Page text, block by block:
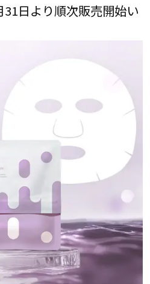
日より順次販売開始い